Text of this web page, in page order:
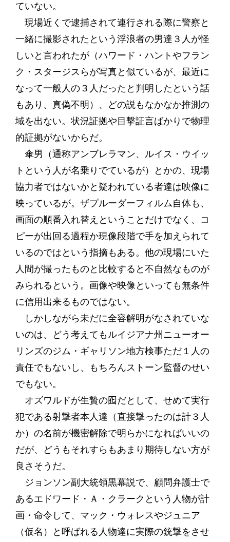
ていない。
現場近くで逮捕されて連行される際に警察と
一緒に撮影されたという浮浪者の男達３人が怪
しいと言われたが（ハワード・ハントやフラン
ク・スタージスらが写真と似ているが、最近に
なって一般人の３人だったと判明したという話
もあり、真偽不明）、どの説もなかなか推測の
域を出ない。状況証拠や目撃証言ばかりで物理
的証拠がないからだ。
傘男（通称アンブレラマン、ルイス・ウイッ
トという人が名乗りでているが）とかの、現場
協力者ではないかと疑われている者達は映像に
映っているが。ザプルーダーフィルム自体も、
画面の順番入れ替えということだけでなく、コ
ピーが出回る過程か現像段階で手を加えられて
いるのではという指摘もある。他の現場にいた
人間が撮ったものと比較すると不自然なものが
みられるという。画像や映像といっても無条件
に信用出来るものではない。
しかしながら未だに全容解明がなされていな
いのは、どう考えてもルイジアナ州ニューオー
リンズのジム・ギャリソン地方検事ただ１人の
責任でもないし、もちろんストーン監督のせい
でもない。
オズワルドが生贄の囮だとして、せめて実行
犯である射撃者本人達（直接撃ったのは計３人
か）の名前が機密解除で明らかになればいいの
だが、どうもそれすらもあまり期待しない方が
良さそうだ。
ジョンソン副大統領黒幕説で、顧問弁護士で
あるエドワード・Ａ・クラークという人物が計
画・命令して、マック・ウォレスやジュニア
（仮名）と呼ばれる人物達に実際の銃撃をさせ